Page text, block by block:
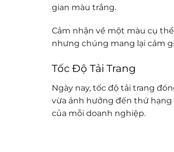
gian màu trắng.
Cảm nhận về một màu cụ
nhưng chúng mang lại cảm
Tốc Độ Tải Trang
Ngày nay, tốc độ tải trang
vừa ảnh hưởng đến thứ
của mỗi doanh nghiệp.